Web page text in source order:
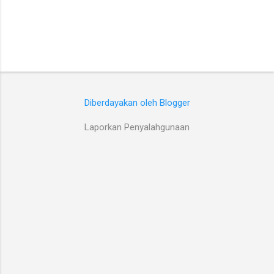
Diberdayakan oleh Blogger
Laporkan Penyalahgunaan